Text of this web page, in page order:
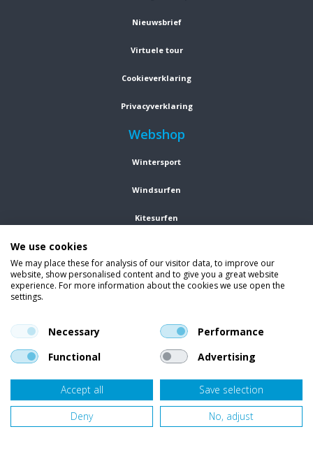
Nieuwsbrief
Virtuele tour
Cookieverklaring
Privacyverklaring
Webshop
Wintersport
Windsurfen
Kitesurfen
Kleding
Vind ons op social media
En blijf op de hoogte van trends, aanbiedingen en kortingsacties.
Onze klanten beoordelen Van Bellen Wind & Snowgemiddeld met een
op basis van455beoordelingen.
We use cookies
We may place these for analysis of our visitor data, to improve our
website, show personalised content and to give you a great website
experience. For more information about the cookies we use open the
settings.
Necessary
Performance
Functional
Advertising
Accept all
Save selection
Deny
No, adjust